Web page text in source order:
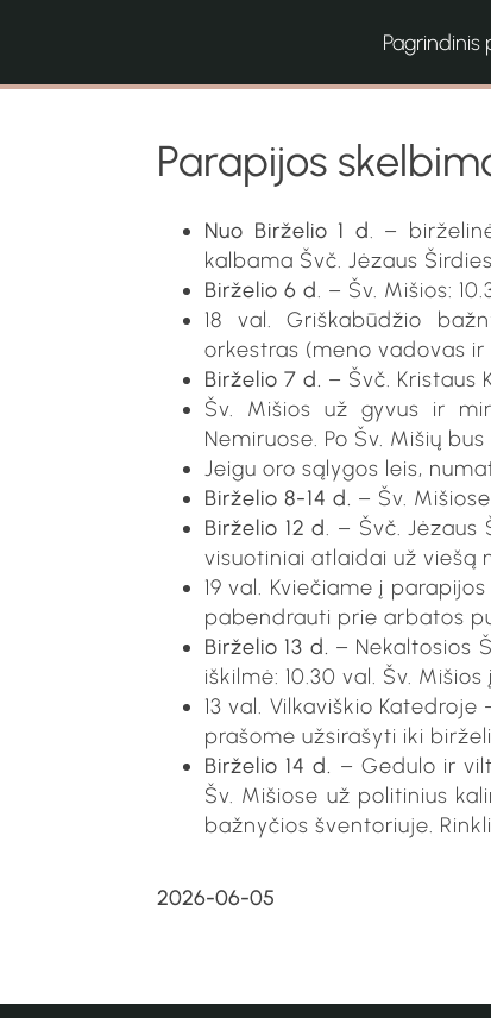
Pagrindinis
Parapijos
Nuo Birželio 1 d. –
kalbama Švč. Jėzaus
Birželio 6 d. – Šv. Mišios:
18 val. Griškabūdžio
orkestras (meno vadovas
Birželio 7 d. – Švč. Kristaus
Šv. Mišios už gyvus ir
Nemiruose. Po Šv. Mišių
Jeigu oro sąlygos leis,
Birželio 8-14 d. – Šv.
Birželio 12 d. – Švč. Jėzaus
visuotiniai atlaidai už viešą
19 val. Kviečiame į
pabendrauti prie arbatos
Birželio 13 d. – Nekaltosios
iškilmė: 10.30 val. Šv.
13 val. Vilkaviškio
prašome užsirašyti iki
Birželio 14 d. – Gedulo ir
Šv. Mišiose už politinius
bažnyčios šventoriuje.
2026-06-05